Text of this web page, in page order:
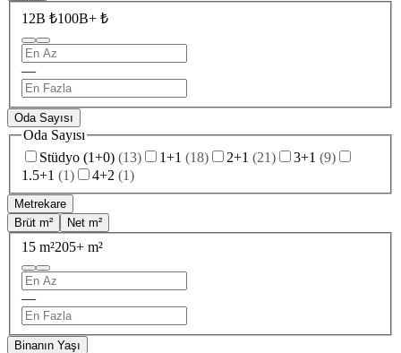
12B ₺100B+ ₺
—
Oda Sayısı
Oda Sayısı
Stüdyo (1+0) (13) 1+1 (18) 2+1 (21) 3+1 (9)
1.5+1 (1) 4+2 (1)
Metrekare
Brüt m²
Net m²
15 m²205+ m²
—
Binanın Yaşı